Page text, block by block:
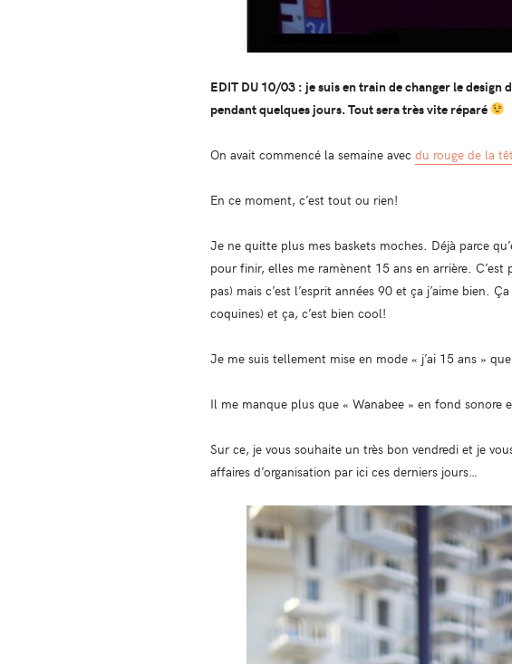
EDIT DU 10/03 : je suis en train de changer le
pendant quelques jours. Tout sera très vite réparé
On avait commencé la semaine avec du rouge de la
En ce moment, c’est tout ou rien!
Je ne quitte plus mes baskets moches. Déjà parce
pour finir, elles me ramènent 15 ans en arrière.
pas) mais c’est l’esprit années 90 et ça j’aime bien.
coquines) et ça, c’est bien cool!
Je me suis tellement mise en mode « j’ai 15 ans »
Il me manque plus que « Wanabee » en fond sonore
Sur ce, je vous souhaite un très bon vendredi et je
affaires d’organisation par ici ces derniers jours…